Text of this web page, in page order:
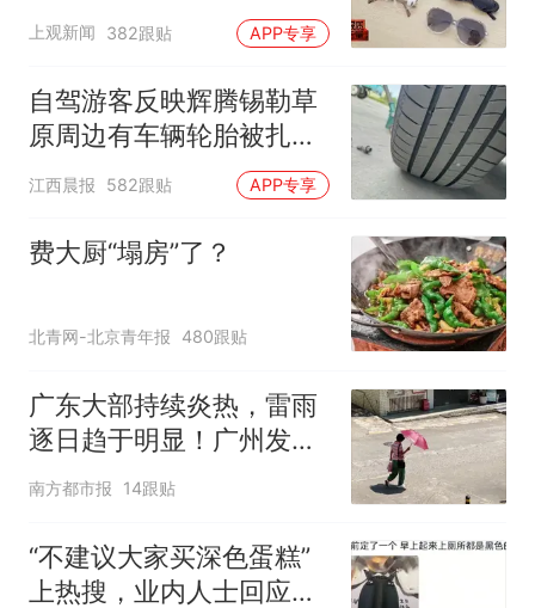
上观新闻 382跟贴 APP专享
自驾游客反映辉腾锡勒草
原周边有车辆轮胎被扎，
修理店铺换胎价格高达千
元，官方发布情况通报
江西晨报 582跟贴 APP专享
费大厨“塌房”了？
北青网-北京青年报 480跟贴
广东大部持续炎热，雷雨
逐日趋于明显！广州发布
高温橙色预警
南方都市报 14跟贴
“不建议大家买深色蛋糕”
上热搜，业内人士回应了